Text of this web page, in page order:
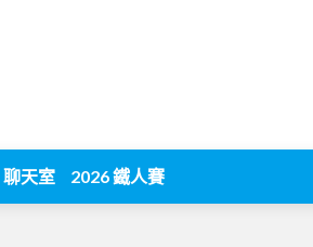
聊天室 2026 鐵人賽